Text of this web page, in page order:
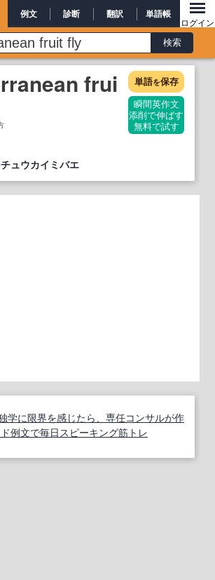
例文 診断 翻訳 単語帳
ログイン
frui 単語を保存
瞬間英作文
添削で伸ばす
無料で試す
ュウカイミバエ
学に限界を感じたら、専任コンサルが作
例文で毎日スピーキング筋トレ